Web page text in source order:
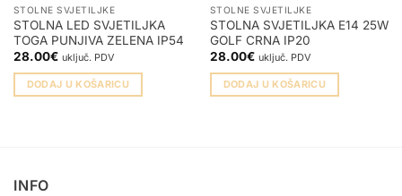
STOLNE SVJETILJKE
STOLNA LED SVJETILJKA
TOGA PUNJIVA ZELENA IP54
28.00€ uključ. PDV
DODAJ U KOŠARICU
STOLNE SVJETILJKE
STOLNA SVJETILJKA E14 25W
GOLF CRNA IP20
28.00€ uključ. PDV
DODAJ U KOŠARICU
INFO